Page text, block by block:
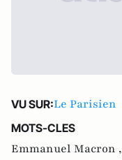
VU SUR:Le Parisien
MOTS-CLES
Emmanuel Macron ,